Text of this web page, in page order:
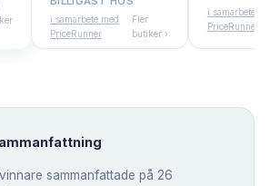
i samarbete med
PriceRunner
Fler
butiker ›
i samarbete med
PriceRunner
sammanfattade på 26